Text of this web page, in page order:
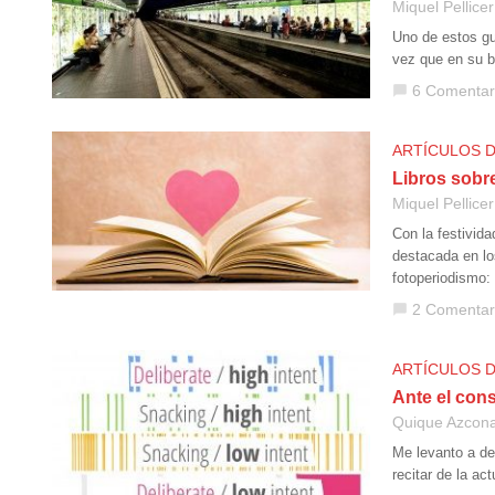
Miquel Pellicer
Uno de estos
vez que en su
6
ARTÍCULOS
Libros
Miquel Pellicer
Con la
destacada en
chat_bubble 2
ARTÍCULOS
Ante el
Quique
Me levanto a
recitar de la